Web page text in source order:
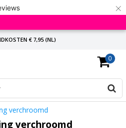
×
€ 7,95 (NL)
VANAF € 65,-
ANTWOORD
0
verchroomd
verchroomd